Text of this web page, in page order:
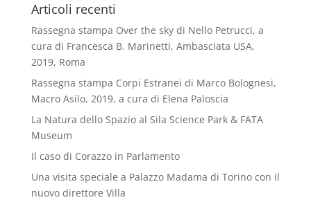
Articoli recenti
Rassegna stampa Over the sky di Nello Petrucci, a
cura di Francesca B. Marinetti, Ambasciata USA,
2019, Roma
Rassegna stampa Corpi Estranei di Marco Bolognesi,
Macro Asilo, 2019, a cura di Elena Paloscia
La Natura dello Spazio al Sila Science Park & FATA
Museum
Il caso di Corazzo in Parlamento
Una visita speciale a Palazzo Madama di Torino con il
nuovo direttore Villa